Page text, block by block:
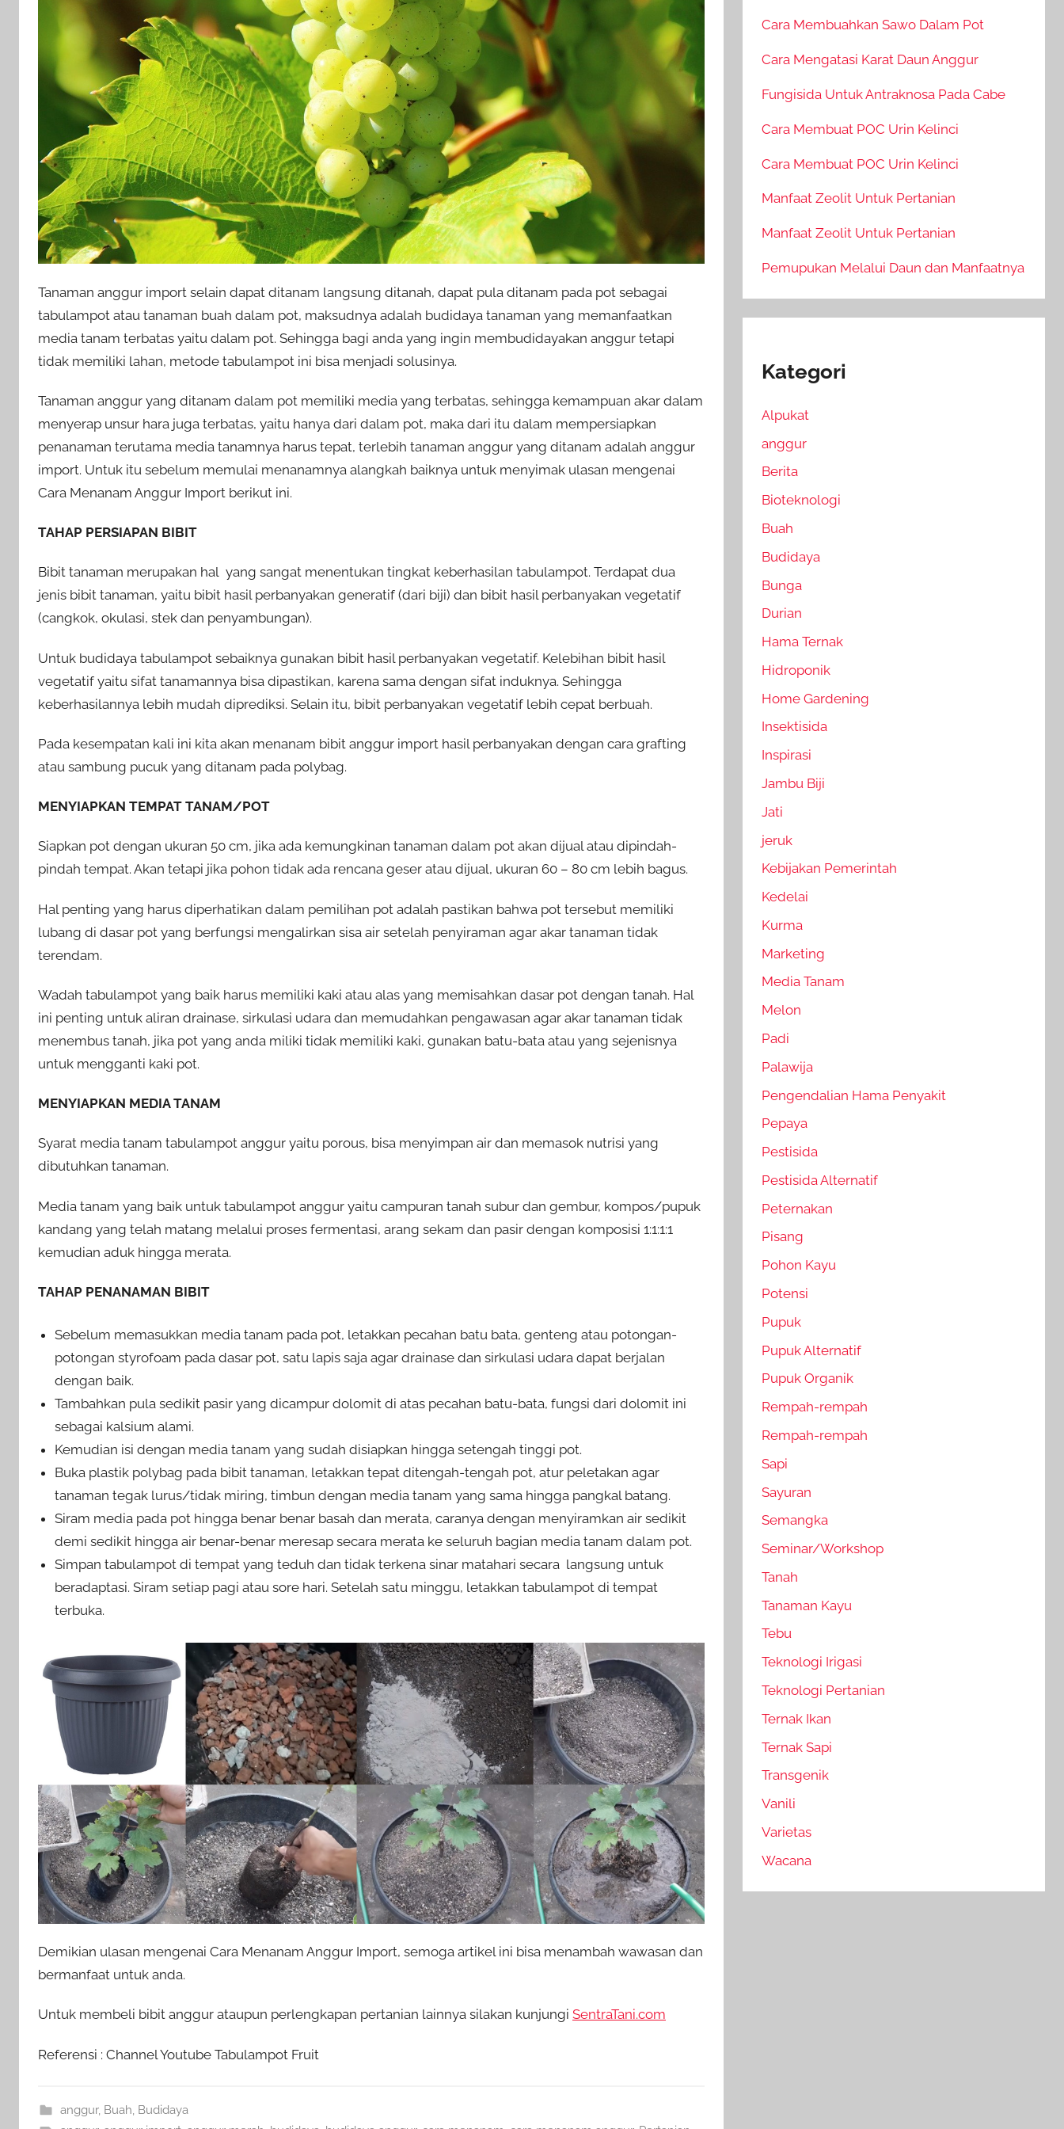
Tanaman anggur import selain dapat ditanam langsung ditanah, dapat pula ditanam pada pot sebagai
tabulampot atau tanaman buah dalam pot, maksudnya adalah budidaya tanaman yang memanfaatkan
media tanam terbatas yaitu dalam pot. Sehingga bagi anda yang ingin membudidayakan anggur tetapi
tidak memiliki lahan, metode tabulampot ini bisa menjadi solusinya.
Tanaman anggur yang ditanam dalam pot memiliki media yang terbatas, sehingga kemampuan akar dalam
menyerap unsur hara juga terbatas, yaitu hanya dari dalam pot, maka dari itu dalam mempersiapkan
penanaman terutama media tanamnya harus tepat, terlebih tanaman anggur yang ditanam adalah anggur
import. Untuk itu sebelum memulai menanamnya alangkah baiknya untuk menyimak ulasan mengenai
Cara Menanam Anggur Import berikut ini.
TAHAP PERSIAPAN BIBIT
Bibit tanaman merupakan hal yang sangat menentukan tingkat keberhasilan tabulampot. Terdapat dua
jenis bibit tanaman, yaitu bibit hasil perbanyakan generatif (dari biji) dan bibit hasil perbanyakan vegetatif
(cangkok, okulasi, stek dan penyambungan).
Untuk budidaya tabulampot sebaiknya gunakan bibit hasil perbanyakan vegetatif. Kelebihan bibit hasil
vegetatif yaitu sifat tanamannya bisa dipastikan, karena sama dengan sifat induknya. Sehingga
keberhasilannya lebih mudah diprediksi. Selain itu, bibit perbanyakan vegetatif lebih cepat berbuah.
Pada kesempatan kali ini kita akan menanam bibit anggur import hasil perbanyakan dengan cara grafting
atau sambung pucuk yang ditanam pada polybag.
MENYIAPKAN TEMPAT TANAM/POT
Siapkan pot dengan ukuran 50 cm, jika ada kemungkinan tanaman dalam pot akan dijual atau dipindah-
pindah tempat. Akan tetapi jika pohon tidak ada rencana geser atau dijual, ukuran 60 – 80 cm lebih bagus.
Hal penting yang harus diperhatikan dalam pemilihan pot adalah pastikan bahwa pot tersebut memiliki
lubang di dasar pot yang berfungsi mengalirkan sisa air setelah penyiraman agar akar tanaman tidak
terendam.
Wadah tabulampot yang baik harus memiliki kaki atau alas yang memisahkan dasar pot dengan tanah. Hal
ini penting untuk aliran drainase, sirkulasi udara dan memudahkan pengawasan agar akar tanaman tidak
menembus tanah, jika pot yang anda miliki tidak memiliki kaki, gunakan batu-bata atau yang sejenisnya
untuk mengganti kaki pot.
MENYIAPKAN MEDIA TANAM
Syarat media tanam tabulampot anggur yaitu porous, bisa menyimpan air dan memasok nutrisi yang
dibutuhkan tanaman.
Media tanam yang baik untuk tabulampot anggur yaitu campuran tanah subur dan gembur, kompos/pupuk
kandang yang telah matang melalui proses fermentasi, arang sekam dan pasir dengan komposisi 1:1:1:1
kemudian aduk hingga merata.
TAHAP PENANAMAN BIBIT
Sebelum memasukkan media tanam pada pot, letakkan pecahan batu bata, genteng atau potongan-
potongan styrofoam pada dasar pot, satu lapis saja agar drainase dan sirkulasi udara dapat berjalan
dengan baik.
Tambahkan pula sedikit pasir yang dicampur dolomit di atas pecahan batu-bata, fungsi dari dolomit ini
sebagai kalsium alami.
Kemudian isi dengan media tanam yang sudah disiapkan hingga setengah tinggi pot.
Buka plastik polybag pada bibit tanaman, letakkan tepat ditengah-tengah pot, atur peletakan agar
tanaman tegak lurus/tidak miring, timbun dengan media tanam yang sama hingga pangkal batang.
Siram media pada pot hingga benar benar basah dan merata, caranya dengan menyiramkan air sedikit
demi sedikit hingga air benar-benar meresap secara merata ke seluruh bagian media tanam dalam pot.
Simpan tabulampot di tempat yang teduh dan tidak terkena sinar matahari secara langsung untuk
beradaptasi. Siram setiap pagi atau sore hari. Setelah satu minggu, letakkan tabulampot di tempat
terbuka.
Demikian ulasan mengenai Cara Menanam Anggur Import, semoga artikel ini bisa menambah wawasan dan
bermanfaat untuk anda.
Untuk membeli bibit anggur ataupun perlengkapan pertanian lainnya silakan kunjungi SentraTani.com
Referensi : Channel Youtube Tabulampot Fruit
anggur, Buah, Budidaya
Cara Membuahkan Sawo Dalam Pot
Cara Mengatasi Karat Daun Anggur
Fungisida Untuk Antraknosa Pada Cabe
Cara Membuat POC Urin Kelinci
Cara Membuat POC Urin Kelinci
Manfaat Zeolit Untuk Pertanian
Manfaat Zeolit Untuk Pertanian
Pemupukan Melalui Daun dan Manfaatnya
Kategori
Alpukat
anggur
Berita
Bioteknologi
Buah
Budidaya
Bunga
Durian
Hama Ternak
Hidroponik
Home Gardening
Insektisida
Inspirasi
Jambu Biji
Jati
jeruk
Kebijakan Pemerintah
Kedelai
Kurma
Marketing
Media Tanam
Melon
Padi
Palawija
Pengendalian Hama Penyakit
Pepaya
Pestisida
Pestisida Alternatif
Peternakan
Pisang
Pohon Kayu
Potensi
Pupuk
Pupuk Alternatif
Pupuk Organik
Rempah-rempah
Rempah-rempah
Sapi
Sayuran
Semangka
Seminar/Workshop
Tanah
Tanaman Kayu
Tebu
Teknologi Irigasi
Teknologi Pertanian
Ternak Ikan
Ternak Sapi
Transgenik
Vanili
Varietas
Wacana